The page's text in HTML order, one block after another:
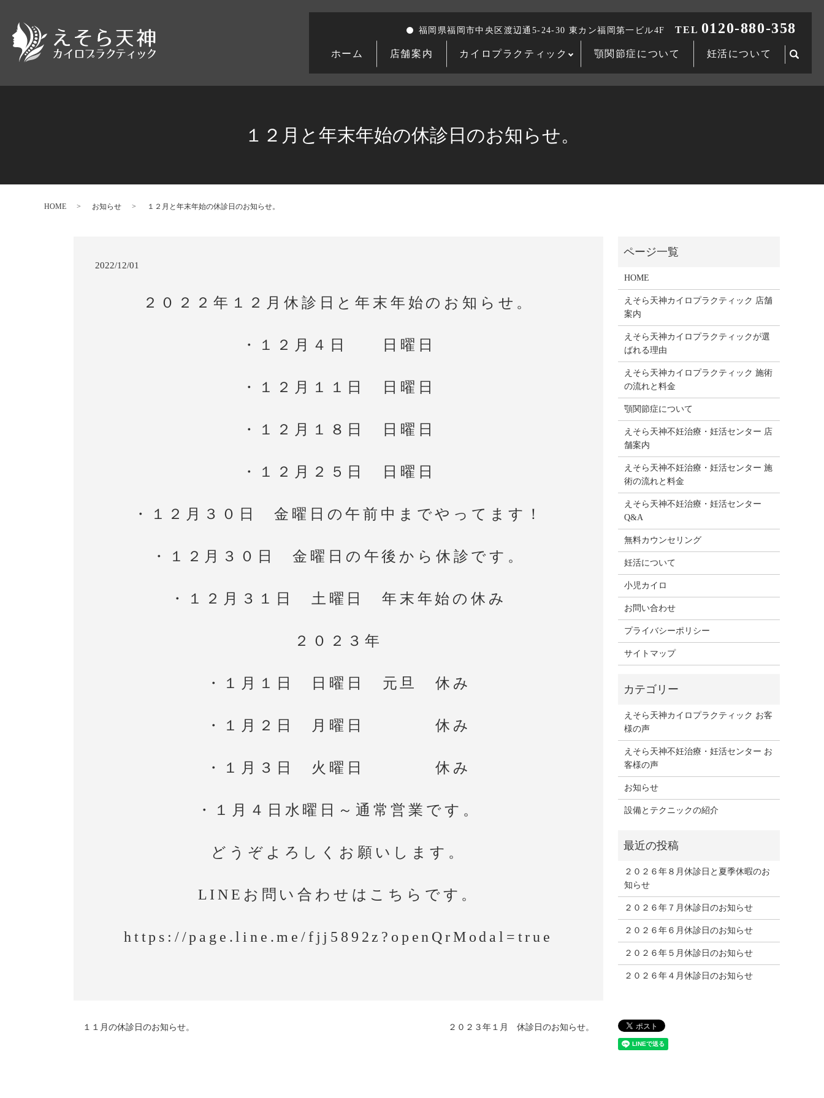
ホーム 店舗案内 カイロプラクティック 顎関節症について 妊活について
福岡県福岡市中央区渡辺通5-24-30 東カン福岡第一ビル4F TEL 0120-880-358
１２月と年末年始の休診日のお知らせ。
HOME お知らせ １２月と年末年始の休診日のお知らせ。
2022/12/01
２０２２年１２月休診日と年末年始のお知らせ。
・１２月４日 日曜日
・１２月１１日 日曜日
・１２月１８日 日曜日
・１２月２５日 日曜日
・１２月３０日 金曜日の午前中までやってます！
・１２月３０日 金曜日の午後から休診です。
・１２月３１日 土曜日 年末年始の休み
２０２３年
・１月１日 日曜日 元旦 休み
・１月２日 月曜日 休み
・１月３日 火曜日 休み
・１月４日水曜日～通常営業です。
どうぞよろしくお願いします。
LINEお問い合わせはこちらです。
https://page.line.me/fjj5892z?openQrModal=true
１１月の休診日のお知らせ。 ２０２３年１月 休診日のお知らせ。
HOME
えそら天神カイロプラクティック 店舗
案内
えそら天神カイロプラクティックが選
ばれる理由
えそら天神カイロプラクティック 施術
の流れと料金
顎関節症について
えそら天神不妊治療・妊活センター 店
舗案内
えそら天神不妊治療・妊活センター 施
術の流れと料金
えそら天神不妊治療・妊活センター
Q&A
無料カウンセリング
妊活について
小児カイロ
お問い合わせ
プライバシーポリシー
サイトマップ
えそら天神カイロプラクティック お客
様の声
えそら天神不妊治療・妊活センター お
客様の声
お知らせ
設備とテクニックの紹介
２０２６年８月休診日と夏季休暇のお
知らせ
２０２６年７月休診日のお知らせ
２０２６年６月休診日のお知らせ
２０２６年５月休診日のお知らせ
２０２６年４月休診日のお知らせ